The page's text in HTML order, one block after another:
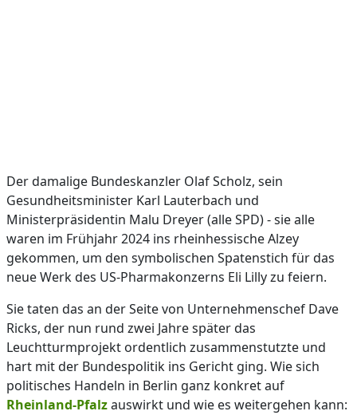
Der damalige Bundeskanzler Olaf Scholz, sein
Gesundheitsminister Karl Lauterbach und
Ministerpräsidentin Malu Dreyer (alle SPD) - sie alle
waren im Frühjahr 2024 ins rheinhessische Alzey
gekommen, um den symbolischen Spatenstich für das
neue Werk des US-Pharmakonzerns Eli Lilly zu feiern.
Sie taten das an der Seite von Unternehmenschef Dave
Ricks, der nun rund zwei Jahre später das
Leuchtturmprojekt ordentlich zusammenstutzte und
hart mit der Bundespolitik ins Gericht ging. Wie sich
politisches Handeln in Berlin ganz konkret auf
Rheinland-Pfalzauswirkt und wie es weitergehen kann: